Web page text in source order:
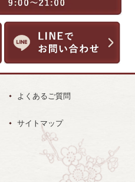
よくあるご質問
サイトマップ